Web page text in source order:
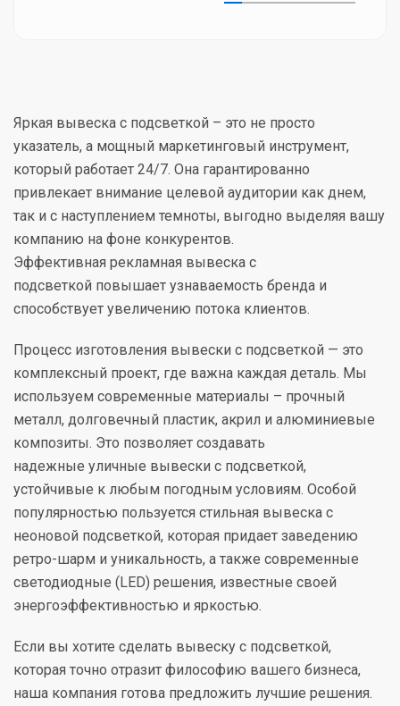
Яркая вывеска с подсветкой – это не просто
указатель, а мощный маркетинговый инструмент,
который работает 24/7. Она гарантированно
привлекает внимание целевой аудитории как днем,
так и с наступлением темноты, выгодно выделяя вашу
компанию на фоне конкурентов.
Эффективная рекламная вывеска с
подсветкой повышает узнаваемость бренда и
способствует увеличению потока клиентов.
Процесс изготовления вывески с подсветкой — это
комплексный проект, где важна каждая деталь. Мы
используем современные материалы – прочный
металл, долговечный пластик, акрил и алюминиевые
композиты. Это позволяет создавать
надежные уличные вывески с подсветкой,
устойчивые к любым погодным условиям. Особой
популярностью пользуется стильная вывеска с
неоновой подсветкой, которая придает заведению
ретро-шарм и уникальность, а также современные
светодиодные (LED) решения, известные своей
энергоэффективностью и яркостью.
Если вы хотите сделать вывеску с подсветкой,
которая точно отразит философию вашего бизнеса,
наша компания готова предложить лучшие решения.